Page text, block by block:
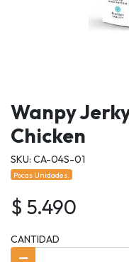
Wanpy
Chicken
SKU: CA-04S-01
Pocas Unidades.
$ 5.490
CANTIDAD